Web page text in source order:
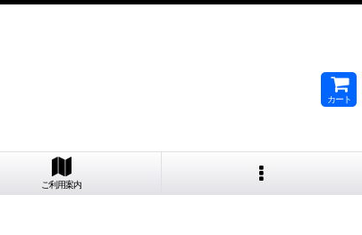
カート
ご利用案内